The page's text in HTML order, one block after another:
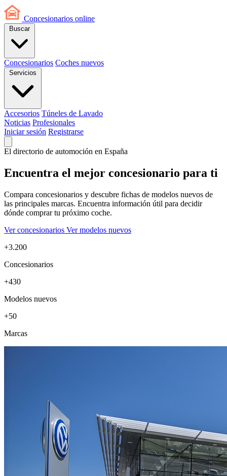
Concesionarios online
Buscar
Concesionarios Coches nuevos
Servicios
Accesorios Túneles de Lavado
Noticias Profesionales
Iniciar sesión Registrarse
El directorio de automoción en España
Encuentra el mejor concesionario para ti
Compara concesionarios y descubre fichas de modelos nuevos de
las principales marcas. Encuentra información útil para decidir
dónde comprar tu próximo coche.
Ver concesionarios Ver modelos nuevos
+3.200
Concesionarios
+430
Modelos nuevos
+50
Marcas